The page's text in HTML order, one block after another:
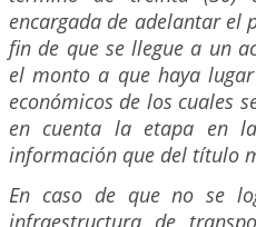
encargada de adelantar el
fin de que se llegue a un
el monto a que haya
económicos de los cuales
en cuenta la etapa en
información que del título
En caso de que no se
infraestructura de